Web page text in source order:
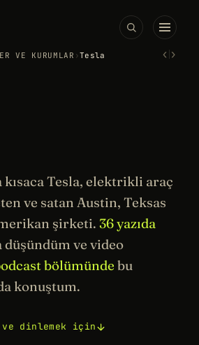
VE KURUMLAR ›Tesla ‹›
kısaca Tesla, elektrikli araç
ve satan Austin, Teksas
şirketi. 36 yazıda
düşündüm ve video
bölümünde bu
konuştum.
ve dinlemek için